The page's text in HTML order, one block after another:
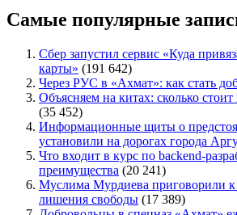
Самые популярные
Сбер запустил сервис «Куда
карты» (191 642)
Через РУС в «Ахмат»: как стать
Объясняем на китах: сколько
(35 452)
Информационные щиты о
установили на дорогах города
Что входит в курс по backend-
преимущества (20 241)
Муслима Мурдиева приговорили к
лишения свободы (17 389)